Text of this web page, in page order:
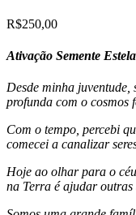
R$250,00
Ativação Semente
Desde minha juventude,
profunda com o
Com o tempo, percebi
comecei a canalizar
Hoje ao olhar para o
na Terra é ajudar outras